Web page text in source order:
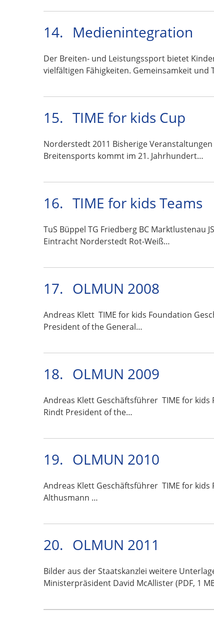
14. Medienintegration
Der Breiten- und Leistungssport bietet
vielfältigen Fähigkeiten. Gemeinsamkeit und
15. TIME for kids Cup
Norderstedt 2011 Bisherige
Breitensports kommt im 21. Jahrhundert…
16. TIME for kids Teams
TuS Büppel TG Friedberg BC Marktlustenau
Eintracht Norderstedt Rot-Weiß…
17. OLMUN 2008
Andreas Klett TIME for kids Foundation
President of the General…
18. OLMUN 2009
Andreas Klett Geschäftsführer TIME for
Rindt President of the…
19. OLMUN 2010
Andreas Klett Geschäftsführer TIME for
Althusmann …
20. OLMUN 2011
Bilder aus der Staatskanzlei weitere
Ministerpräsident David McAllister (PDF, 1